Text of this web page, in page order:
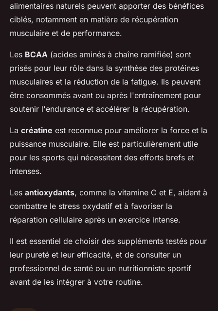
alimentaires naturels peuvent apporter des bénéfices
ciblés, notamment en matière de récupération
musculaire et de performance.
Les BCAA (acides aminés à chaîne ramifiée) sont
prisés pour leur rôle dans la synthèse des protéines
musculaires et la réduction de la fatigue. Ils peuvent
être consommés avant ou après l'entraînement pour
soutenir l'endurance et accélérer la récupération.
La créatine est reconnue pour améliorer la force et la
puissance musculaire. Elle est particulièrement utile
pour les sports qui nécessitent des efforts brefs et
intenses.
Les antioxydants, comme la vitamine C et E, aident à
combattre le stress oxydatif et à favoriser la
réparation cellulaire après un exercice intense.
Il est essentiel de choisir des suppléments testés pour
leur pureté et leur efficacité, et de consulter un
professionnel de santé ou un nutritionniste sportif
avant de les intégrer à votre routine.